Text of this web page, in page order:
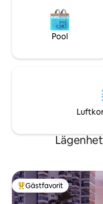
Pool
Populär gästfavorit
Gästfavorit